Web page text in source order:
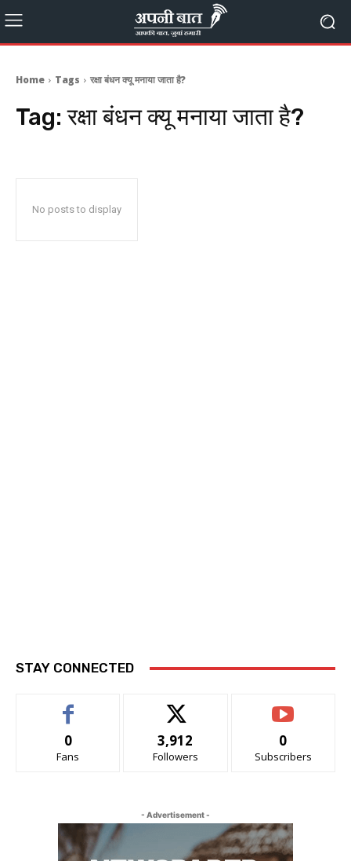
Home Tags रक्षा बंधन क्यू मनाया जाता है?
Tag:रक्षा बंधन क्यू मनाया जाता है?
No posts to display
STAY CONNECTED
0
Fans
3,912
Followers
0
Subscribers
- Advertisement -